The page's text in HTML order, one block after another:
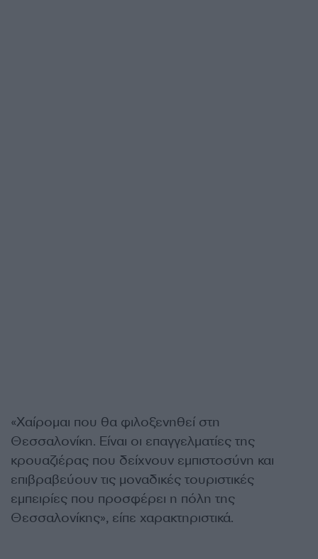
«Χαίρομαι που θα φιλοξενηθεί στη
Θεσσαλονίκη. Είναι οι επαγγελματίες της
κρουαζιέρας που δείχνουν εμπιστοσύνη και
επιβραβεύουν τις μοναδικές τουριστικές
εμπειρίες που προσφέρει η πόλη της
Θεσσαλονίκης», είπε χαρακτηριστικά.